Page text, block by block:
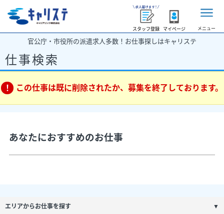
スタッフ登録 マイページ メニュー
官公庁・市役所の派遣求人多数！お仕事探しはキャリステ
仕事検索
この仕事は既に削除されたか、募集を終了しております。
あなたにおすすめのお仕事
エリアからお仕事を探す ▼